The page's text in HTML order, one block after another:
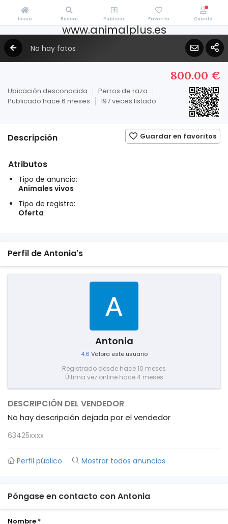
www.animalplus.es
No hay fotos
800.00 €
Ubicación desconocida
Perros de raza
Publicado hace 6 meses
197 veces listado
Guardar en favoritos
Descripción
Atributos
Tipo de anuncio:
Animales vivos
Tipo de registro:
Oferta
Perfil de Antonia's
Antonia
4.6 Valora este usuario
Registrado desde hace 10 meses
Última vez online hace 4 meses
DESCRIPCIÓN DEL VENDEDOR
No hay descripción dejada por el vendedor
63425xxxx
Perfil público Mostrar todos anuncios
Póngase en contacto con Antonia
Nombre *
Inicio Buscar Publicar Favorito Cuenta